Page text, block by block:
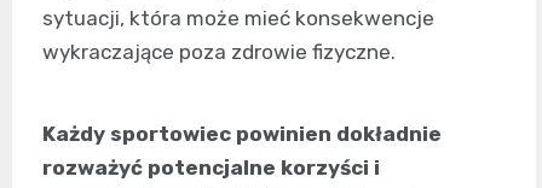
sytuacji, która może mieć konsekwencje
wykraczające poza zdrowie fizyczne.
Każdy sportowiec powinien dokładnie
rozważyć potencjalne korzyści i